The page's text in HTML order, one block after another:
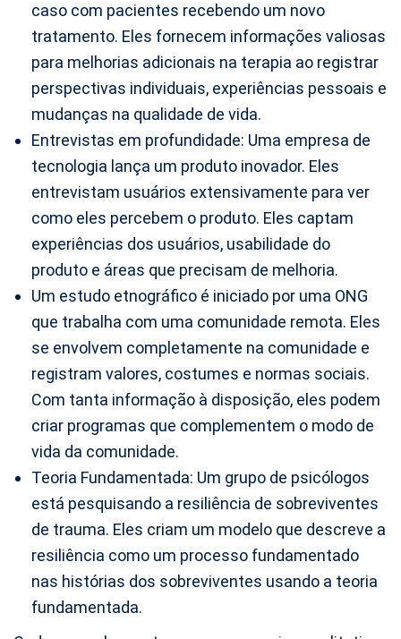
caso com pacientes recebendo um novo
tratamento. Eles fornecem informações valiosas
para melhorias adicionais na terapia ao registrar
perspectivas individuais, experiências pessoais e
mudanças na qualidade de vida.
Entrevistas em profundidade: Uma empresa de
tecnologia lança um produto inovador. Eles
entrevistam usuários extensivamente para ver
como eles percebem o produto. Eles captam
experiências dos usuários, usabilidade do
produto e áreas que precisam de melhoria.
Um estudo etnográfico é iniciado por uma ONG
que trabalha com uma comunidade remota. Eles
se envolvem completamente na comunidade e
registram valores, costumes e normas sociais.
Com tanta informação à disposição, eles podem
criar programas que complementem o modo de
vida da comunidade.
Teoria Fundamentada: Um grupo de psicólogos
está pesquisando a resiliência de sobreviventes
de trauma. Eles criam um modelo que descreve a
resiliência como um processo fundamentado
nas histórias dos sobreviventes usando a teoria
fundamentada.